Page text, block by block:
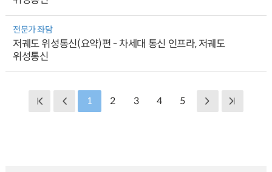
전문가 좌담
저궤도 위성통신(요약)편 - 차세대 통신 인프라, 저궤도
위성통신
1 2 3 4 5